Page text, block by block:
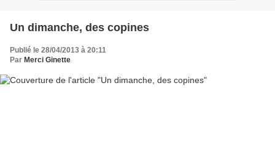
Un dimanche, des copines
Publié le 28/04/2013 à 20:11
Par Merci Ginette